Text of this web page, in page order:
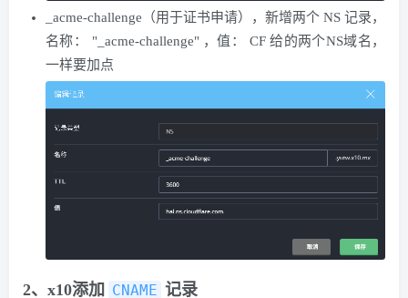
_acme-challenge（用于证书申请），新增两个 NS 记录，
名称： "_acme-challenge" ，值： CF 给的两个NS域名，
一样要加点
2、x10添加 CNAME ​记录